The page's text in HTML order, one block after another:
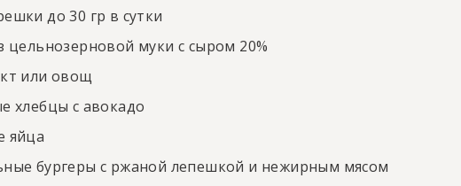
до 30 гр в сутки
цельнозерновой муки с сыром 20%
или овощ
хлебцы с авокадо
яйца
бургеры с ржаной лепешкой и нежирным мясом